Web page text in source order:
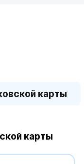
карты
карты